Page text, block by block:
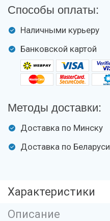
Способы оплаты:
Наличными курьеру
Банковской картой
Методы доставки:
Доставка по Минску
Доставка по Беларуси
Характеристики
Описание